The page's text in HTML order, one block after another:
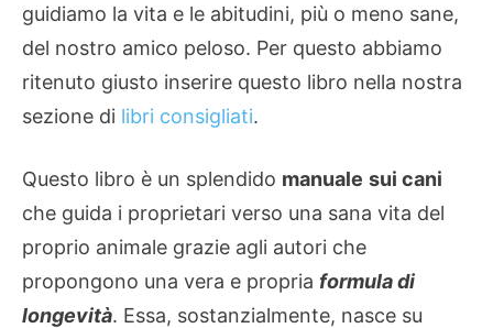
guidiamo la vita e le abitudini, più o meno sane,
del nostro amico peloso. Per questo abbiamo
ritenuto giusto inserire questo libro nella nostra
sezione di libri consigliati.
Questo libro è un splendido manuale sui cani
che guida i proprietari verso una sana vita del
proprio animale grazie agli autori che
propongono una vera e propria formula di
longevità. Essa, sostanzialmente, nasce su